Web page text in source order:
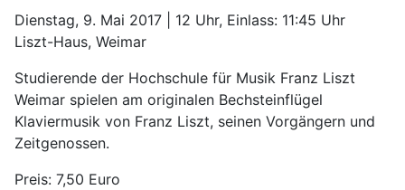
Dienstag, 9. Mai 2017 | 12 Uhr, Einlass: 11:45 Uhr
Liszt-Haus, Weimar
Studierende der Hochschule für Musik Franz Liszt
Weimar spielen am originalen Bechsteinflügel
Klaviermusik von Franz Liszt, seinen Vorgängern und
Zeitgenossen.
Preis: 7,50 Euro